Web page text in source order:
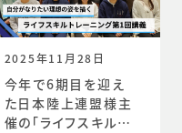
S バランスを意識し
てその時できる最高
のことにチャレンジす
る習慣が身につくと、
困難などんな状況下
2025年11月28日
今年で6期目を迎え
た日本陸上連盟様主
催の「ライフスキルト